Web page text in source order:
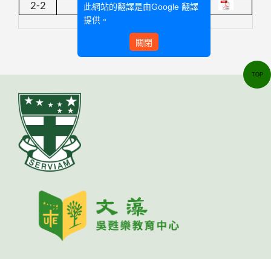
2-2
泰北國際服務方案
TOP
此網站的翻譯是由Google 翻譯
提供。
關閉